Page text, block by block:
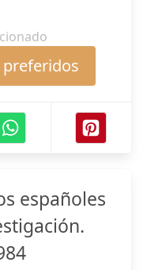
españoles